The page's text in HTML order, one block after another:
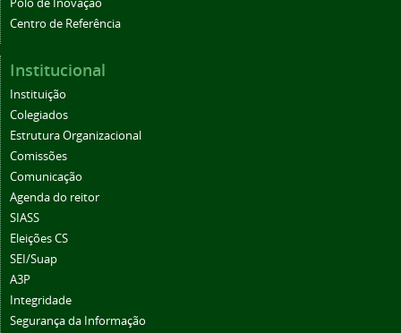
Polo de Inovação
Centro de Referência
Institucional
Instituição
Colegiados
Estrutura Organizacional
Comissões
Comunicação
Agenda do reitor
SIASS
Eleições CS
SEI/Suap
A3P
Integridade
Segurança da Informação